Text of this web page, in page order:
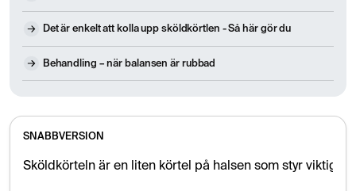
Det är enkelt att kolla upp sköldkörtlen - Så här gör du
Behandling – när balansen är rubbad
SNABBVERSION
Sköldkörteln är en liten körtel på halsen som styr viktiga